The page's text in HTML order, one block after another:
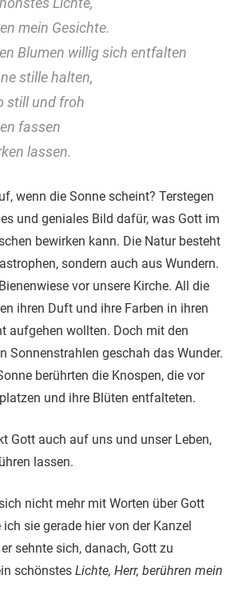
mein Gesichte.
Blumen willig sich entfalten
stille halten,
still und froh
fassen
lassen.
wenn die Sonne scheint? Terstegen
und geniales Bild dafür, was Gott im
bewirken kann. Die Natur besteht
sondern auch aus Wundern.
vor unsere Kirche. All die
ihren Duft und ihre Farben in ihren
aufgehen wollten. Doch mit den
Sonnenstrahlen geschah das Wunder.
berührten die Knospen, die vor
und ihre Blüten entfalteten.
Gott auch auf uns und unser Leben,
lassen.
nicht mehr mit Worten über Gott
sie gerade hier von der Kanzel
sehnte sich, danach, Gott zu
schönstes Lichte, Herr, berühren mein